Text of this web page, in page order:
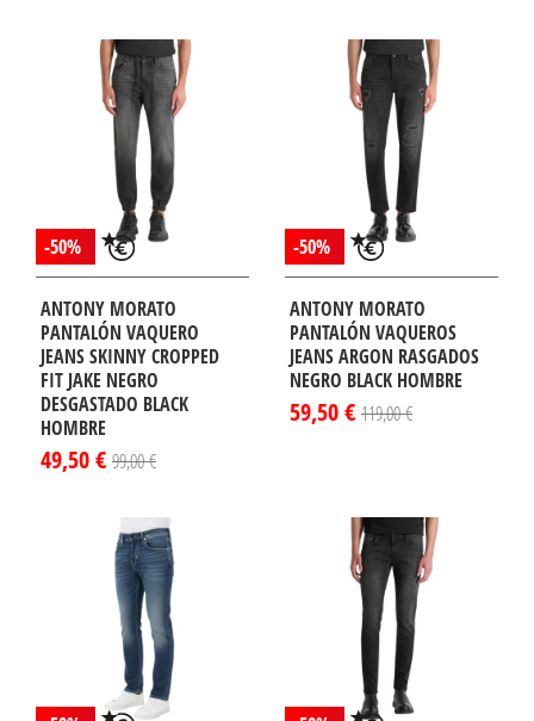
-50%
ANTONY MORATO
PANTALÓN VAQUERO
JEANS SKINNY CROPPED
FIT JAKE NEGRO
DESGASTADO BLACK
HOMBRE
49,50 € 99,00 €
-50%
ANTONY MORATO
PANTALÓN VAQUEROS
JEANS ARGON RASGADOS
NEGRO BLACK HOMBRE
59,50 € 119,00 €